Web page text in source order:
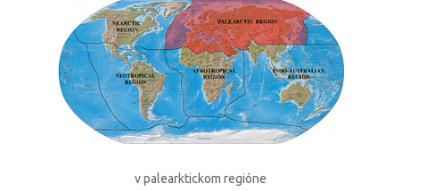
v palearktickom regióne